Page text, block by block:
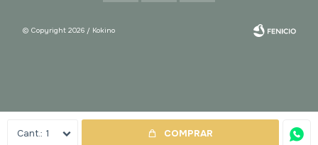
1 COMPRAR
© Copyright 2026 / Kokino